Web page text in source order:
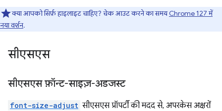
क्या आपको सिर्फ़ हाइलाइट चाहिए? चेक आउट करने का समयChrome 127 में
नया वर्शन.
सीएसएस
सीएसएस फ़ॉन्ट-साइज़-अडजस्ट
font-size-adjust सीएसएस प्रॉपर्टी की मदद से, अपरकेस अक्षरों